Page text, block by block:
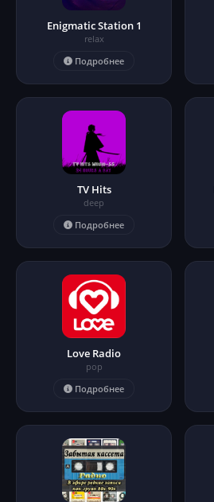
Enigmatic Station 1
relax
Подробнее
TV Hits
deep
Подробнее
Love Radio
pop
Подробнее